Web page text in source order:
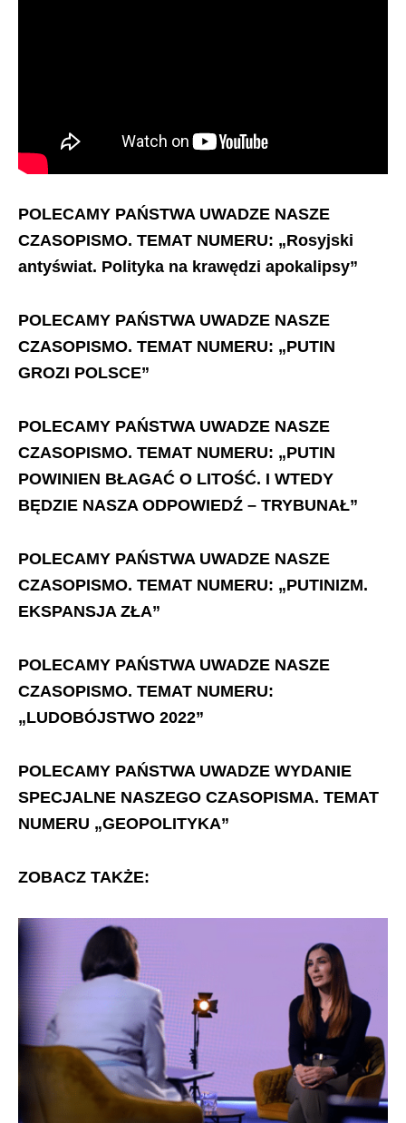
POLECAMY PAŃSTWA UWADZE NASZE
CZASOPISMO. TEMAT NUMERU: „Rosyjski
antyświat. Polityka na krawędzi apokalipsy”
POLECAMY PAŃSTWA UWADZE NASZE
CZASOPISMO. TEMAT NUMERU: „PUTIN
GROZI POLSCE”
POLECAMY PAŃSTWA UWADZE NASZE
CZASOPISMO. TEMAT NUMERU: „PUTIN
POWINIEN BŁAGAĆ O LITOŚĆ. I WTEDY
BĘDZIE NASZA ODPOWIEDŹ – TRYBUNAŁ”
POLECAMY PAŃSTWA UWADZE NASZE
CZASOPISMO. TEMAT NUMERU: „PUTINIZM.
EKSPANSJA ZŁA”
POLECAMY PAŃSTWA UWADZE NASZE
CZASOPISMO. TEMAT NUMERU:
„LUDOBÓJSTWO 2022”
POLECAMY PAŃSTWA UWADZE WYDANIE
SPECJALNE NASZEGO CZASOPISMA. TEMAT
NUMERU „GEOPOLITYKA”
ZOBACZ TAKŻE: